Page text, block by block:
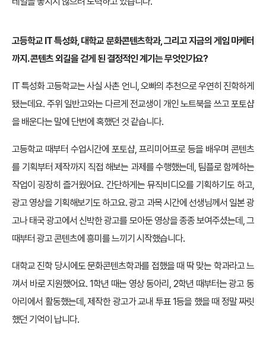
고등학교 IT 특성화, 대학교 문화콘텐츠학과, 그리고 지금의 게임 마케터
까지. 콘텐츠 외길을 걷게 된 결정적인 계기는 무엇인가요?
IT 특성화 고등학교는 사실 사촌 언니, 오빠의 추천으로 우연히 진학하게
됐는데요. 주위 일반고와는 다르게 전교생이 개인 노트북을 쓰고 포토샵
을 배운다는 말에 단번에 혹했던 것 같습니다.
고등학교 때부터 수업시간에 포토샵, 프리미어프로 등을 배우며 콘텐츠
를 기획부터 제작까지 직접 해보는 과제를 수행했는데, 팀플로 함께하는
작업이 굉장히 즐거웠어요. 간단하게는 뮤직비디오를 기획하기도 하고,
광고 영상을 기획해보기도 하고요. 광고 과목 시간에 선생님께서 일본 광
고나 태국 광고에서 신박한 광고를 모아둔 영상을 종종 보여주셨는데, 그
때부터 광고 콘텐츠에 흥미를 느끼기 시작했습니다.
대학교 진학 당시에도 문화콘텐츠학과를 접했을 때 딱 맞는 학과라고 느
껴서 바로 지원했어요. 1학년 때는 영상 동아리, 2학년 때부터는 광고 동
아리에서 활동했는데, 제작한 광고가 교내 투표 1등을 했을 때 정말 짜릿
했던 기억이 납니다.